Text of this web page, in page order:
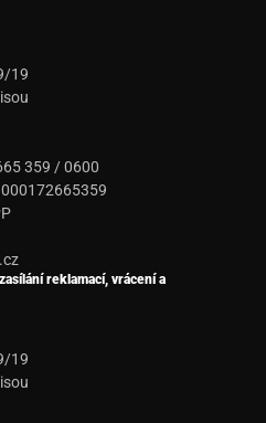
19
359 / 0600
reklamací, vrácení a
19